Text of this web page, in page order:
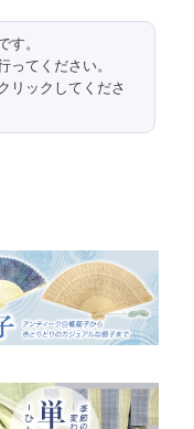
107.5
31
す。
ってください。
リックしてくださ